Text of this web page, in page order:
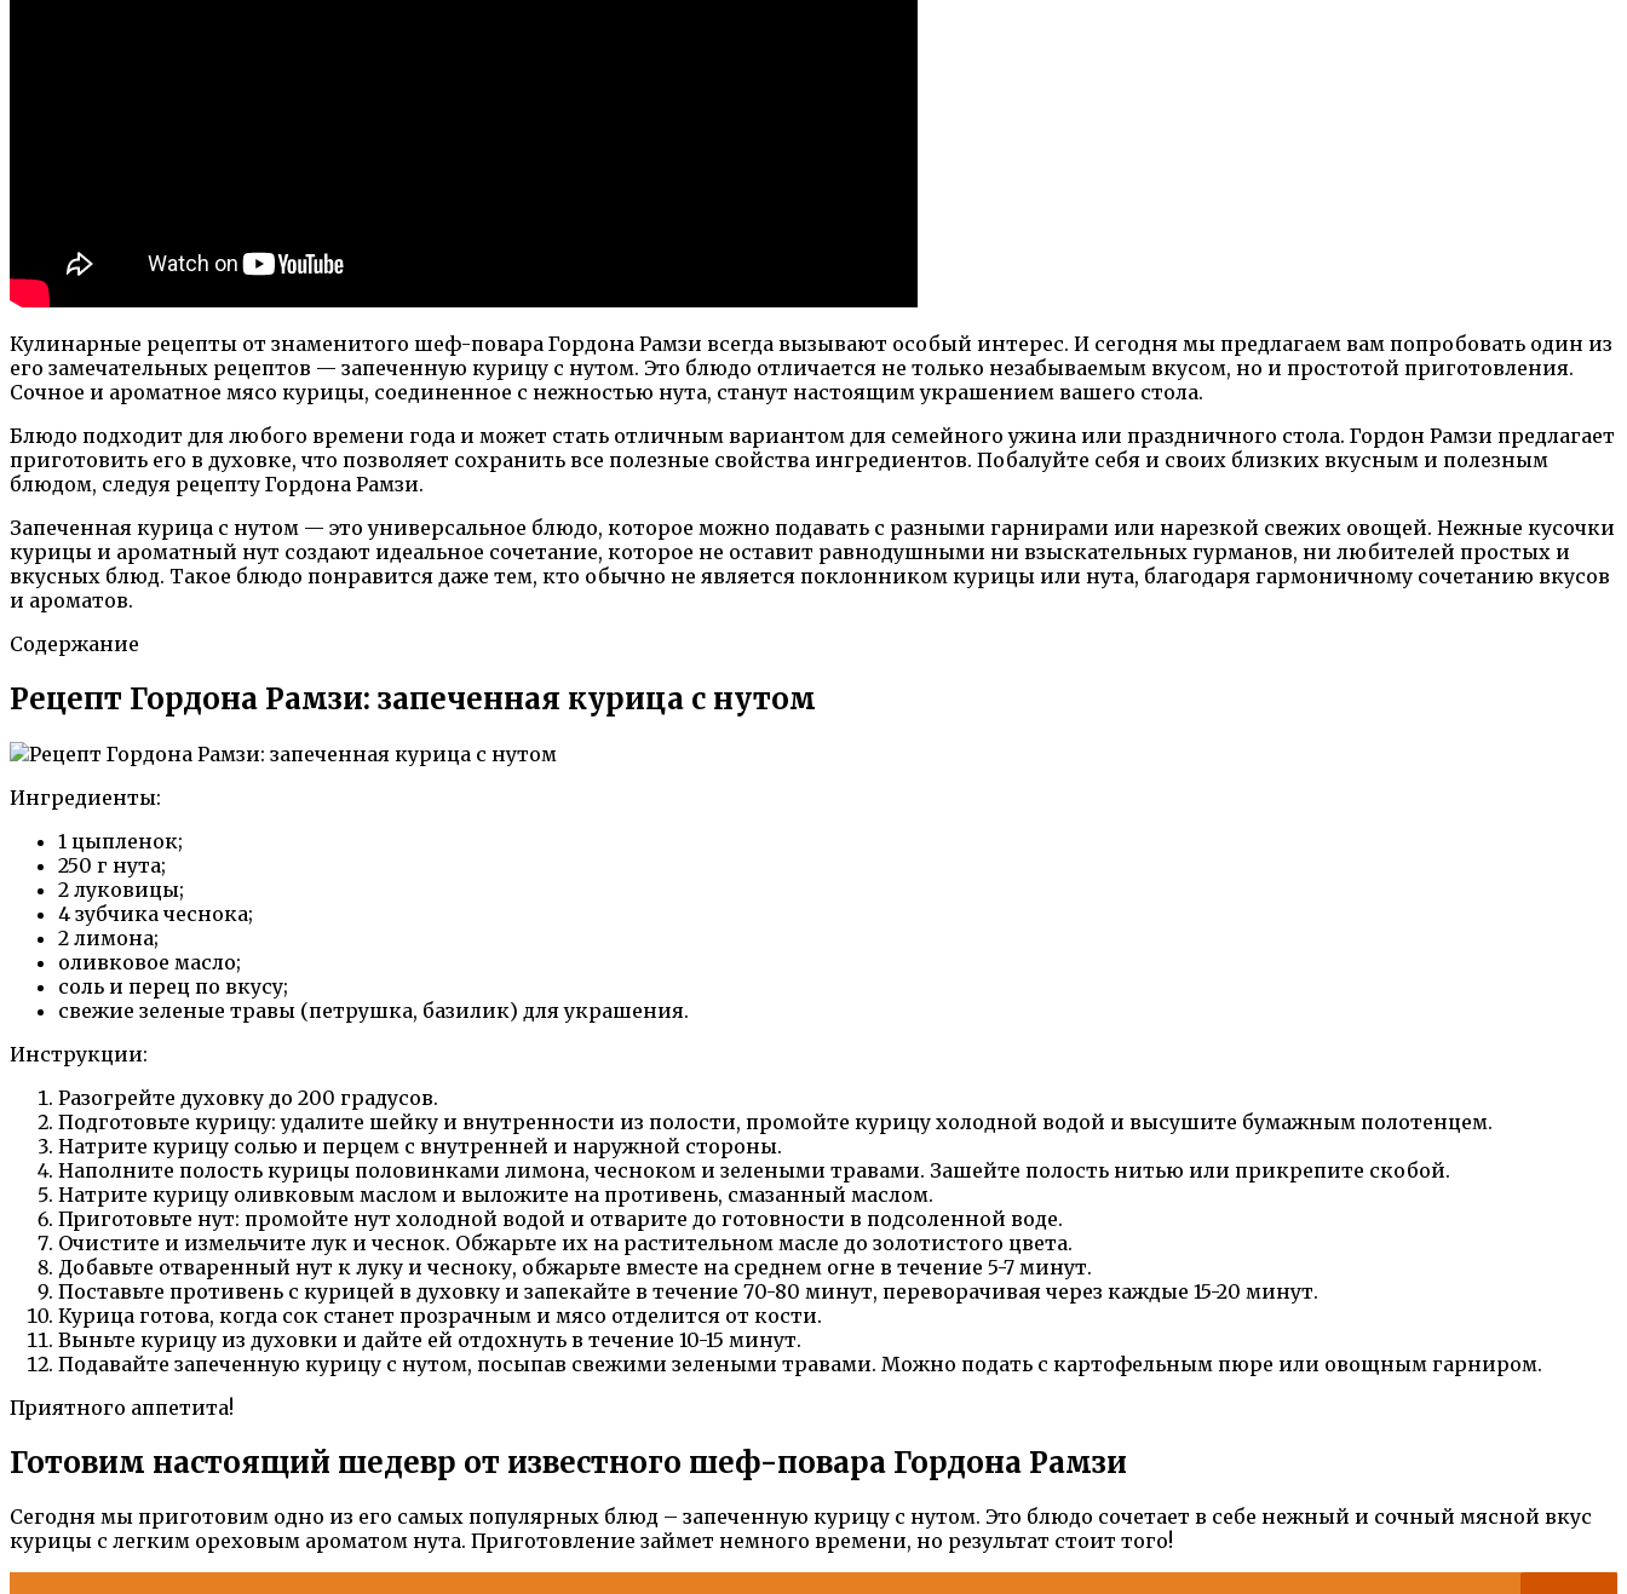
Кулинарные рецепты от знаменитого шеф-повара Гордона Рамзи всегда вызывают особый интерес. И сегодня мы предлагаем вам попробовать один из
его замечательных рецептов — запеченную курицу с нутом. Это блюдо отличается не только незабываемым вкусом, но и простотой приготовления.
Сочное и ароматное мясо курицы, соединенное с нежностью нута, станут настоящим украшением вашего стола.
Блюдо подходит для любого времени года и может стать отличным вариантом для семейного ужина или праздничного стола. Гордон Рамзи предлагает
приготовить его в духовке, что позволяет сохранить все полезные свойства ингредиентов. Побалуйте себя и своих близких вкусным и полезным
блюдом, следуя рецепту Гордона Рамзи.
Запеченная курица с нутом — это универсальное блюдо, которое можно подавать с разными гарнирами или нарезкой свежих овощей. Нежные кусочки
курицы и ароматный нут создают идеальное сочетание, которое не оставит равнодушными ни взыскательных гурманов, ни любителей простых и
вкусных блюд. Такое блюдо понравится даже тем, кто обычно не является поклонником курицы или нута, благодаря гармоничному сочетанию вкусов
и ароматов.
Содержание
Рецепт Гордона Рамзи: запеченная курица с нутом
Ингредиенты:
1 цыпленок;
250 г нута;
2 луковицы;
4 зубчика чеснока;
2 лимона;
оливковое масло;
соль и перец по вкусу;
свежие зеленые травы (петрушка, базилик) для украшения.
Инструкции:
Разогрейте духовку до 200 градусов.
Подготовьте курицу: удалите шейку и внутренности из полости, промойте курицу холодной водой и высушите бумажным полотенцем.
Натрите курицу солью и перцем с внутренней и наружной стороны.
Наполните полость курицы половинками лимона, чесноком и зелеными травами. Зашейте полость нитью или прикрепите скобой.
Натрите курицу оливковым маслом и выложите на противень, смазанный маслом.
Приготовьте нут: промойте нут холодной водой и отварите до готовности в подсоленной воде.
Очистите и измельчите лук и чеснок. Обжарьте их на растительном масле до золотистого цвета.
Добавьте отваренный нут к луку и чесноку, обжарьте вместе на среднем огне в течение 5-7 минут.
Поставьте противень с курицей в духовку и запекайте в течение 70-80 минут, переворачивая через каждые 15-20 минут.
Курица готова, когда сок станет прозрачным и мясо отделится от кости.
Выньте курицу из духовки и дайте ей отдохнуть в течение 10-15 минут.
Подавайте запеченную курицу с нутом, посыпав свежими зелеными травами. Можно подать с картофельным пюре или овощным гарниром.
Приятного аппетита!
Готовим настоящий шедевр от известного шеф-повара Гордона Рамзи
Сегодня мы приготовим одно из его самых популярных блюд – запеченную курицу с нутом. Это блюдо сочетает в себе нежный и сочный мясной вкус
курицы с легким ореховым ароматом нута. Приготовление займет немного времени, но результат стоит того!